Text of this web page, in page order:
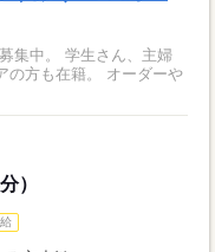
ん、主婦
籍。 オーダーや
）